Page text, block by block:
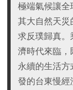
極端氣候讓
其大自然天災
求反璞歸真
濟時代來臨
永續的生活
發的台東慢